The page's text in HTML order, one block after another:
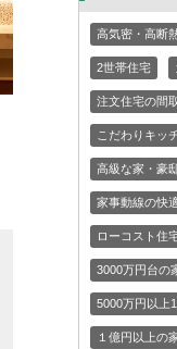
高気密・高断
2世帯住宅
注文住宅の間
こだわりキッ
高級な家・豪
家事動線の快
ローコスト住
3000万円台の
5000万円以上
１億円以上の